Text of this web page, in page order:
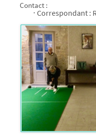
Contact :
⋅ Correspondant :